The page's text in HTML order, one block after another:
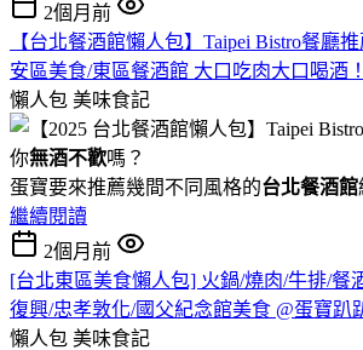
2個月前
【台北餐酒館懶人包】Taipei Bistro餐廳
安區美食/東區餐酒館 大口吃肉大口喝酒
懶人包 美味食記
你無酒不歡嗎？
蛋寶要來推薦幾間不同風格的台北餐酒館
繼續閱讀
2個月前
[台北東區美食懶人包] 火鍋/燒肉/牛排/餐
復興/忠孝敦化/國父紀念館美食 @蛋寶趴
懶人包 美味食記